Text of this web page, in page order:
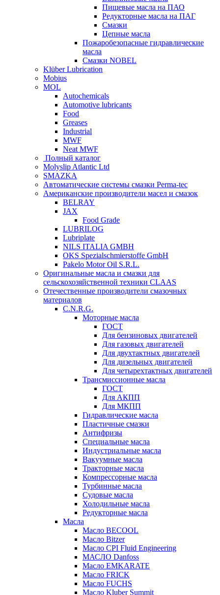
Пищевые масла на ПАО
Редукторные масла на ПАГ
Смазки
Цепные масла
Пожаробезопасные гидравлические
масла
Смазки NOBEL
Klüber Lubrication
Mobius
MOL
Autochemicals
Automotive lubricants
Food
Greases
Industrial
MWF
Neat MWF
Полный каталог
Molyslip Atlantic Ltd
SMAZKA
Автоматические системы смазки Perma-tec
Американские производители масел и смазок
BELRAY
JAX
Food Grade
LUBRILOG
Lubriplate
NILS ITALIA GMBH
OKS Spezialschmierstoffe GmbH
Pakelo Motor Oil S.R.L.
Оригинальные масла и смазки для
сельскохозяйственной техники CLAAS
Отечественные производители смазочных
материалов
C.N.R.G.
Моторные масла
ГОСТ
Для бензиновых двигателей
Для газовых двигателей
Для двухтактных двигателей
Для дизельных двигателей
Для четырехтактных двигателей
Трансмиссионные масла
ГОСТ
Для АКПП
Для МКПП
Гидравлические масла
Пластичные смазки
Антифризы
Специальные масла
Индустриальные масла
Вакуумные масла
Тракторные масла
Компрессорные масла
Турбинные масла
Судовые масла
Холодильные масла
Редукторные масла
Масла
Масло BECOOL
Масло Bitzer
Масло CPI Fluid Engineering
МАСЛО Danfoss
Масло EMKARATE
Масло FRICK
Масло FUCHS
Масло Kluber Summit